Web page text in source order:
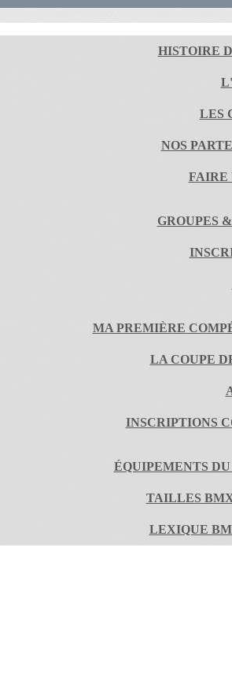
HISTOIRE
LES
NOS
FAIRE
GROUPES
MA PREMIÈRE
LA COUPE
INSCRIPTIONS
ÉQUIPEMENTS
TAILLES
LEXIQUE